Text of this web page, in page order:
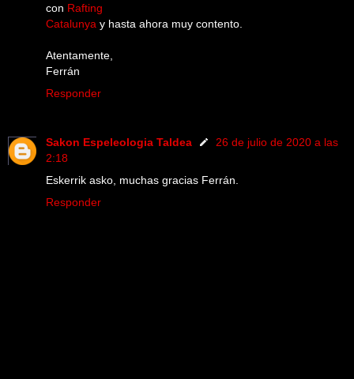
con Rafting
Catalunya y hasta ahora muy contento.
Atentamente,
Ferrán
Responder
Sakon Espeleologia Taldea
26 de julio de 2020 a las
2:18
Eskerrik asko, muchas gracias Ferrán.
Responder